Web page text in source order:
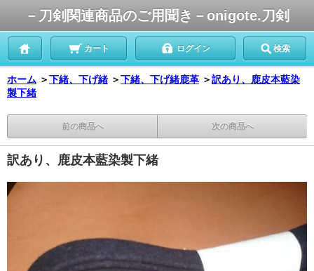
－刀剣関連商品のご用聞き－onigote.刀剣
カート ログイン 検索
ホーム ＞下緒、下げ緒 ＞下緒、下げ緒鹿革 ＞訳あり、鹿皮本藍染
製下緒
前の商品へ 次の商品へ
訳あり、鹿皮本藍染製下緒